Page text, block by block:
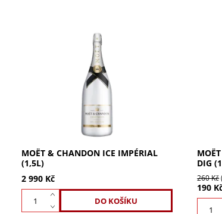
Moët & Chandon Ice Impérial 1,5l:
první šampaňské k podávání s ledem.
Svůdná, svěží chuť s ovocným
buketem tropického ovoce. Ideální na
MOËT & CHANDON ICE IMPÉRIAL
(1,5L)
2 990 Kč
na
ICE
DIG
260 Kč
190